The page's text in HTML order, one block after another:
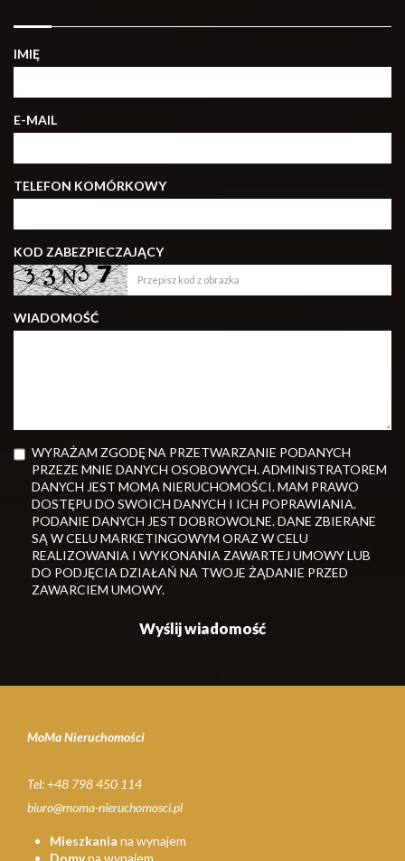
IMIĘ
E-MAIL
TELEFON KOMÓRKOWY
KOD ZABEZPIECZAJĄCY
WIADOMOŚĆ
WYRAŻAM ZGODĘ NA PRZETWARZANIE PODANYCH
PRZEZE MNIE DANYCH OSOBOWYCH. ADMINISTRATOREM
DANYCH JEST MOMA NIERUCHOMOŚCI. MAM PRAWO
DOSTĘPU DO SWOICH DANYCH I ICH POPRAWIANIA.
PODANIE DANYCH JEST DOBROWOLNE. DANE ZBIERANE
SĄ W CELU MARKETINGOWYM ORAZ W CELU
REALIZOWANIA I WYKONANIA ZAWARTEJ UMOWY LUB
DO PODJĘCIA DZIAŁAŃ NA TWOJE ŻĄDANIE PRZED
ZAWARCIEM UMOWY.
MoMa Nieruchomości
Tel: +48 798 450 114
biuro@moma-nieruchomosci.pl
Mieszkania na wynajem
Domyna wynajem